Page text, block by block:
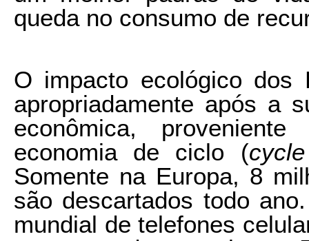
queda no consumo de
O impacto ecológico dos
apropriadamente após a
econômica,
economia de ciclo (
Somente na Europa, 8
são descartados todo
mundial de telefones